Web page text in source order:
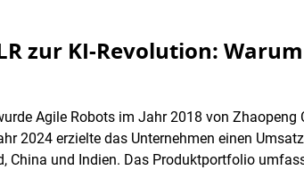
zur KI-Revolution:
Agile Robots im Jahr 2018 von
2024 erzielte das Unternehmen einen
China und Indien. Das Produktportfolio